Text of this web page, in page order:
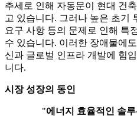
추세로 인해 자동문이 현대 건
고 있습니다. 그러나 높은 초기
요구 사항 등의 문제로 인해 특
수 있습니다. 이러한 장애물에
신과 글로벌 인프라 개발에 힘
니다.
시장 성장의 동인
"에너지 효율적인 솔